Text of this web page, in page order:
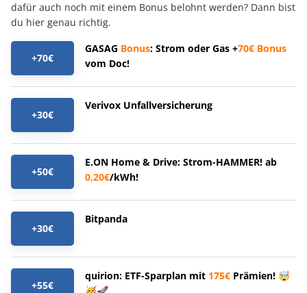
dafür auch noch mit einem Bonus belohnt werden? Dann bist
du hier genau richtig.
+70€
GASAG Bonus: Strom oder Gas +70€ Bonus
vom Doc!
+30€
Verivox Unfallversicherung
+50€
E.ON Home & Drive: Strom-HAMMER! ab
0,20€/kWh!
+30€
Bitpanda
+55€
quirion: ETF-Sparplan mit 175€ Prämien! 🤯